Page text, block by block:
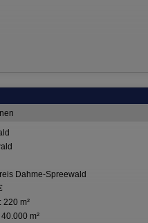
Dahme-Spreewald
220 m²
m²